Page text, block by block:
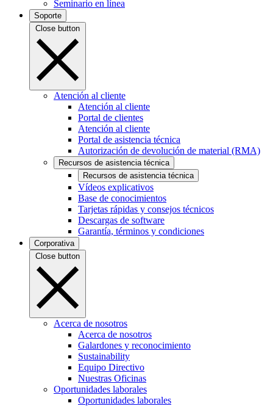
Seminario en línea
Soporte
Close button
Atención al cliente
Atención al cliente
Portal de clientes
Atención al cliente
Portal de asistencia técnica
Autorización de devolución de material (RMA)
Recursos de asistencia técnica
Recursos de asistencia técnica
Vídeos explicativos
Base de conocimientos
Tarjetas rápidas y consejos técnicos
Descargas de software
Garantía, términos y condiciones
Corporativa
Close button
Acerca de nosotros
Acerca de nosotros
Galardones y reconocimiento
Sustainability
Equipo Directivo
Nuestras Oficinas
Oportunidades laborales
Oportunidades laborales